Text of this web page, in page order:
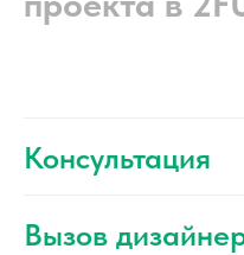
Консультация
Вызов